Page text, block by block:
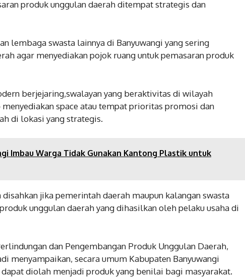
produk unggulan daerah ditempat strategis dan
lembaga swasta lainnya di Banyuwangi yang sering
agar menyediakan pojok ruang untuk pemasaran produk
berjejaring,swalayan yang beraktivitas di wilayah
space atau tempat prioritas promosi dan
di lokasi yang strategis.
Imbau Warga Tidak Gunakan Kantong Plastik untuk
disahkan jika pemerintah daerah maupun kalangan swasta
unggulan daerah yang dihasilkan oleh pelaku usaha di
dan Pengembangan Produk Unggulan Daerah,
menyampaikan, secara umum Kabupaten Banyuwangi
diolah menjadi produk yang benilai bagi masyarakat.